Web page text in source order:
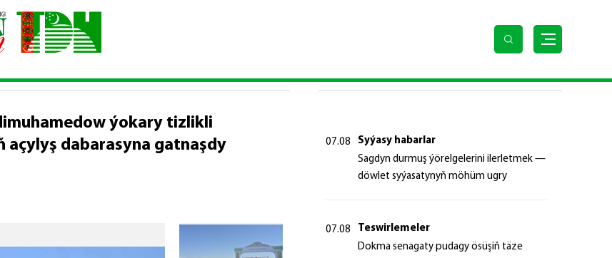
Serdar Berdimuhamedow ýokary tizlikli awtomobil ýolunyň jemleýji tapgyrynyň açylyş dabarasyna gatnaşdy
ýokary tizlikli
dabarasyna gatnaşdy
07.08
Syýasy habarlar
Sagdyn durmuş ýörelgelerini ilerletmek —
döwlet syýasatynyň möhüm ugry
07.08
Teswirlemeler
Dokma senagaty pudagy ösüşiň täze